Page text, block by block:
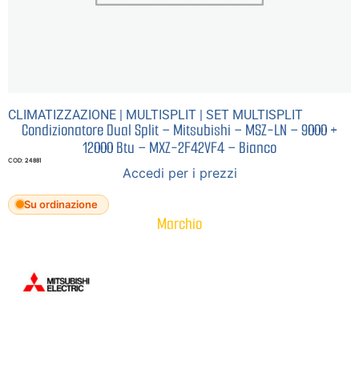
CLIMATIZZAZIONE | MULTISPLIT | SET MULTISPLIT
Condizionatore Dual Split – Mitsubishi – MSZ-LN – 9000 +
12000 Btu – MXZ-2F42VF4 – Bianco
COD: 24881
Accedi per i prezzi
Su ordinazione
Marchio